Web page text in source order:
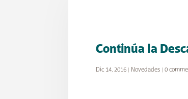
Continúa la
Dic 14, 2016 | Novedades |0